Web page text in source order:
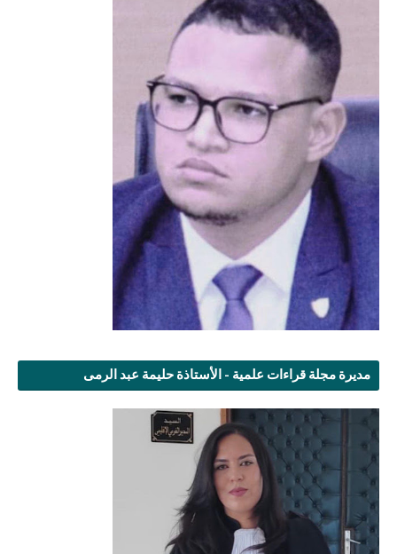
مديرة مجلة قراءات علمية - الأستاذة حليمة عبد الرمى